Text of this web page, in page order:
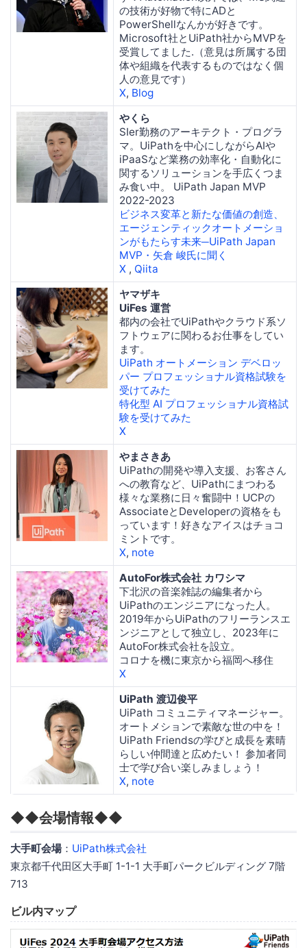
の技術が好物で特にADと
PowerShellなんかが好きです。
Microsoft社とUiPath社からMVPを
受賞してました.（意見は所属する団
体や組織を代表するものではなく個
人の意見です）
X, Blog
やくら
SIer勤務のアーキテクト・プログラ
マ。UiPathを中心にしながらAIや
iPaaSなど業務の効率化・自動化に
関するソリューションを手広くつま
み食い中。 UiPath Japan MVP
2022-2023
ビジネス変革と新たな価値の創造、
エージェンティックオートメーショ
ンがもたらす未来─UiPath Japan
MVP・矢倉 峻氏に聞く
X , Qiita
ヤマザキ
UiFes 運営
都内の会社でUiPathやクラウド系ソ
フトウェアに関わるお仕事をしてい
ます。
UiPath オートメーション デベロッ
パー プロフェッショナル資格試験を
受けてみた
特化型 AI プロフェッショナル資格試
験を受けてみた
X
やまさきあ
UiPathの開発や導入支援、お客さん
への教育など、UiPathにまつわる
様々な業務に日々奮闘中！UCPの
AssociateとDeveloperの資格をも
っています！好きなアイスはチョコ
ミントです。
X, note
AutoFor株式会社 カワシマ
下北沢の音楽雑誌の編集者から
UiPathのエンジニアになった人。
2019年からUiPathのフリーランスエ
ンジニアとして独立し、2023年に
AutoFor株式会社を設立。
コロナを機に東京から福岡へ移住
X
UiPath 渡辺俊平
UiPath コミュニティマネージャー。
オートメションで素敵な世の中を！
UiPath Friendsの学びと成長を素晴
らしい仲間達と広めたい！ 参加者同
士で学び合い楽しみましょう！
X, note
◆◆会場情報◆◆
大手町会場： UiPath株式会社
東京都千代田区大手町 1-1-1 大手町パークビルディング 7階
713
ビル内マップ